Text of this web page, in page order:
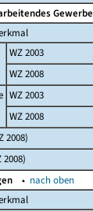
Gewerbe
WZ 2003
WZ 2008
WZ 2003
WZ 2008
2008)
2008)
▴ nach oben